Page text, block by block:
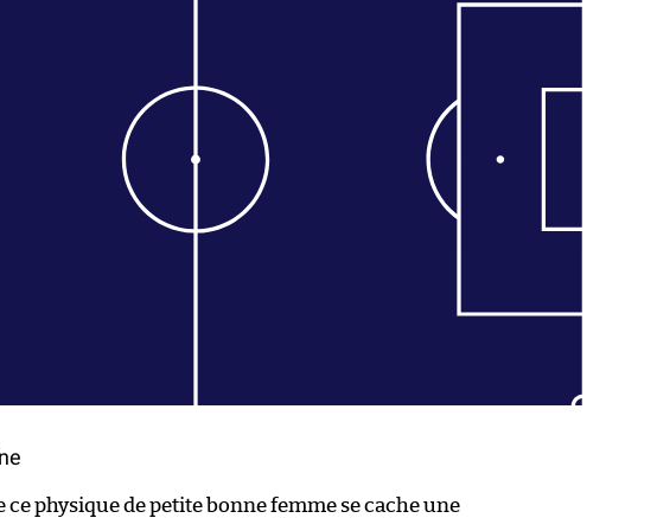
ce physique de petite bonne femme se cache une